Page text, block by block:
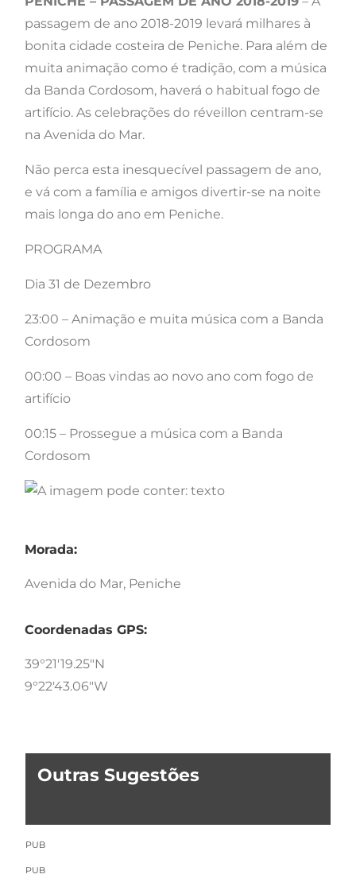
passagem de ano 2018-2019 levará milhares à
bonita cidade costeira de Peniche. Para além de
muita animação como é tradição, com a música
da Banda Cordosom, haverá o habitual fogo de
artifício. As celebrações do réveillon centram-se
na Avenida do Mar.
Não perca esta inesquecível passagem de ano,
e vá com a família e amigos divertir-se na noite
mais longa do ano em Peniche.
PROGRAMA
Dia 31 de Dezembro
23:00 – Animação e muita música com a Banda
Cordosom
00:00 – Boas vindas ao novo ano com fogo de
artifício
00:15 – Prossegue a música com a Banda
Cordosom
Morada:
Avenida do Mar, Peniche
Coordenadas GPS:
39°21'19.25"N
9°22'43.06"W
Outras Sugestões
PUB
PUB